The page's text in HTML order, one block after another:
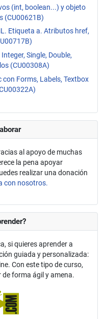
(int, boolean...) y objeto
(CU00621B)
Etiqueta a. Atributos href,
Single, Double,
(CU00308A)
con Forms, Labels, Textbox
al apoyo de muchas
la pena apoyar
realizar una donación
con nosotros.
si quieres aprender a
guiada y personalizada:
Con este tipo de curso,
forma ágil y amena.